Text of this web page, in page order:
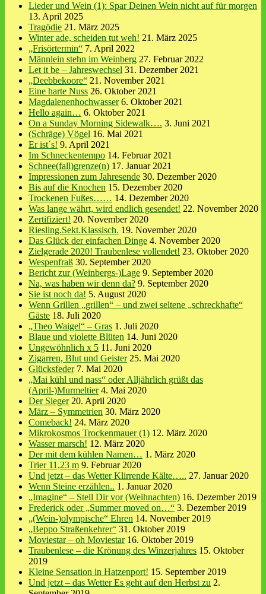
Lieder und Wein (1): Spar Deinen Wein nicht auf für morgen
13. April 2025
Tragödie 21. März 2025
Winter ade, scheiden tut weh! 21. März 2025
„Frisörtermin“ 7. April 2022
Männlein stehn im Weinberg 27. Februar 2022
Let it be – Jahreswechsel 31. Dezember 2021
„Deebbekoore“ 21. November 2021
Eine harte Nuss 26. Oktober 2021
Magdalenenhochwasser 6. Oktober 2021
Hello again… 6. Oktober 2021
On a Sunday Morning Sidewalk…. 3. Juni 2021
(Schräge) Vögel 16. Mai 2021
Er ist´s! 9. April 2021
Im Schneckentempo 14. Februar 2021
Schnee(fall)grenze(n) 17. Januar 2021
Impressionen zum Jahresende 30. Dezember 2020
Bis auf die Knochen 15. Dezember 2020
Trockenen Fußes…… 14. Dezember 2020
Was lange währt, wird endlich gesendet! 22. November 2020
Zertifiziert! 20. November 2020
Riesling.Sekt.Klassisch. 19. November 2020
Das Glück der einfachen Dinge 4. November 2020
Zielgerade 2020! Traubenlese vollendet! 23. Oktober 2020
Wespenfraß 30. September 2020
Bericht zur (Weinbergs-)Lage 9. September 2020
Na, was haben wir denn da? 9. September 2020
Sie ist noch da! 5. August 2020
Wenn Grillen „grillen“ – und zwei seltene „schreckhafte“
Gäste 18. Juli 2020
„Theo Waigel“ – Gras 1. Juli 2020
Blaue und violette Blüten 14. Juni 2020
Ungewöhnlich x 5 11. Juni 2020
Zigarren, Blut und Geister 25. Mai 2020
Glücksfeder 7. Mai 2020
„Mai kühl und nass“ oder Alljährlich grüßt das
(April-)Murmeltier 4. Mai 2020
Der Sieger 20. April 2020
März – Symmetrien 30. März 2020
Comeback! 24. März 2020
Mikrokosmos Trockenmauer (1) 12. März 2020
Wasser marsch! 12. März 2020
Der mit dem kühlen Namen… 1. März 2020
Trier 11,23 m 9. Februar 2020
Und jetzt – das Wetter Klirrende Kälte….. 27. Januar 2020
Wenn Steine erzählen.. 1. Januar 2020
„Imagine“ – Stell Dir vor (Weihnachten) 16. Dezember 2019
Frederick oder „Summer moved on…“ 3. Dezember 2019
„(Wein-)olympische“ Ehren 14. November 2019
„Beppo Straßenkehrer“ 31. Oktober 2019
Moviestar – oh Moviestar 16. Oktober 2019
Traubenlese – die Krönung des Winzerjahres 15. Oktober
2019
Kleine Sensation in Hatzenport! 15. September 2019
Und jetzt – das Wetter Es geht auf den Herbst zu 2.